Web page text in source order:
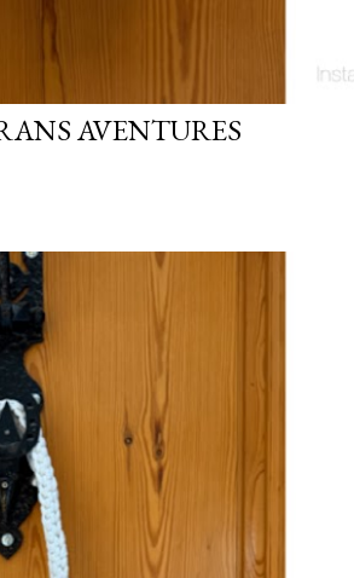
AVENTURES